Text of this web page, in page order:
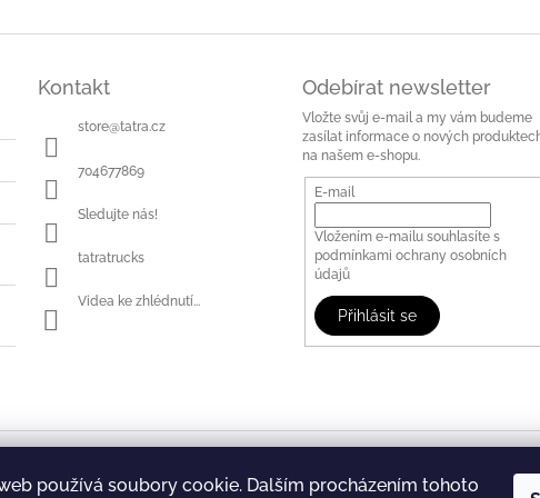
používá soubory cookie. Dalším procházením tohoto
Kontakt
store@tatra.cz
704677869
Sledujte nás!
tatratrucks
Videa ke zhlédnutí...
Odebírat newsletter
Vložte svůj e-mail a my vám budeme
zasílat informace o nových
na našem e-shopu.
E-mail
Vložením e-mailu souhlasíte s
podmínkami ochrany osobních
údajů
Přihlásit se